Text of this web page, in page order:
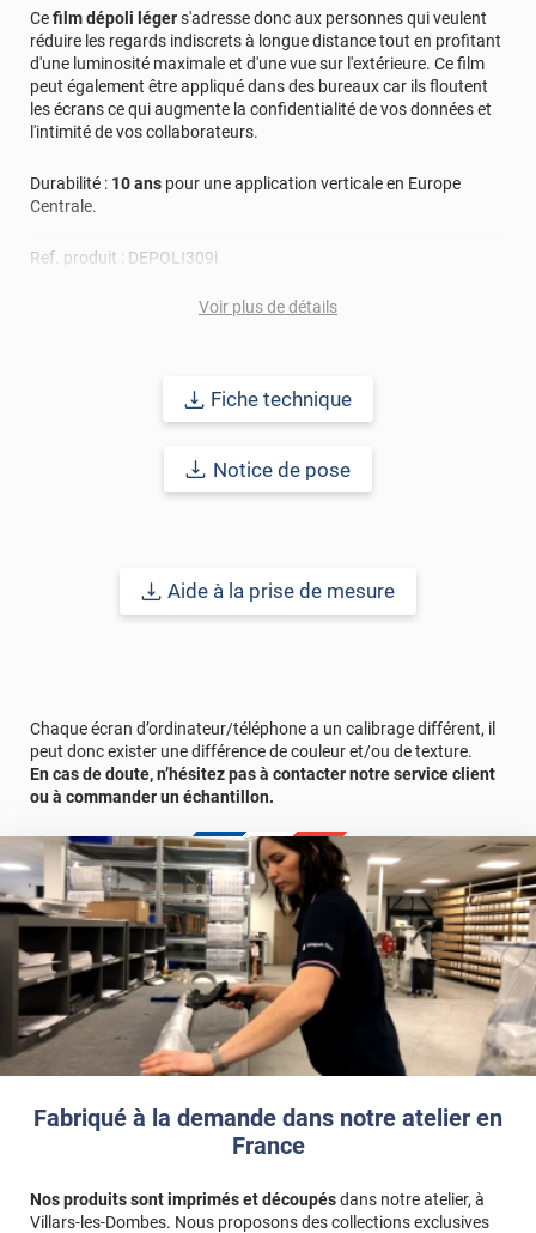
Fabriqué à la demande dans notre atelier en
France
Nos produits sont imprimés et découpésdans notre atelier, à
Villars-les-Dombes. Nous proposons des collections exclusives
Cefilm dépoli légers'adresse donc aux personnes qui veulent
réduire les regards indiscrets à longue distance tout en profitant
d'une luminosité maximale et d'une vue sur l'extérieure. Ce film
peut également être appliqué dans des bureaux car ils floutent
les écrans ce qui augmente la confidentialité de vos données et
l'intimité de vos collaborateurs.
Durabilité : 10 ans pour une application verticale en Europe
Centrale.
Ref. produit : DEPOLI309i
Voir plus de détails
Fiche technique
Notice de pose
Aide à la prise de mesure
Chaque écran d’ordinateur/téléphone a un calibrage différent, il
peut donc exister une différence de couleur et/ou de texture.
En cas de doute, n’hésitez pas à contacter notre service client
ou à commander un échantillon.